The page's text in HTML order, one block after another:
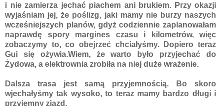
i nie zamierza jechać piachem ani brukiem. Przy okazji
wyjaśniam jej, że poślizg, jaki mamy nie burzy naszych
wcześniejszych planów, gdyż codziennie zaplanowałam
naprawdę spory margines czasu i kilometrów, więc
zobaczymy to, co obejrzeć chciałyśmy. Dopiero teraz
Gui się ożywia.Wiem, że warto było przyjechać do
Żydowa, a elektrownia zrobiła na niej duże wrażenie.
Dalsza trasa jest samą przyjemnością. Bo skoro
wjechałyśmy tak wysoko, to teraz mamy bardzo długi i
przyjemny zjazd.